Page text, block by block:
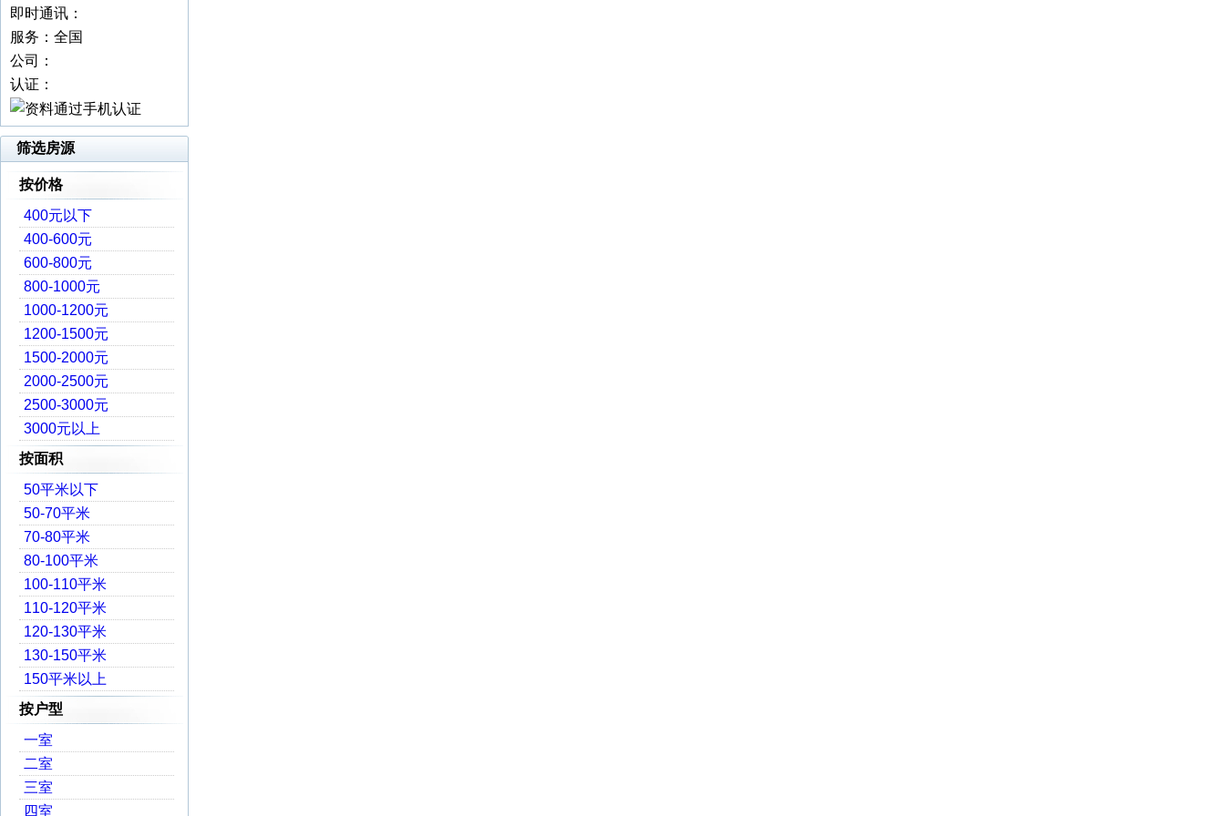
即时通讯：
服务：全国
公司：
认证：
筛选房源
按价格
400元以下
400-600元
600-800元
800-1000元
1000-1200元
1200-1500元
1500-2000元
2000-2500元
2500-3000元
3000元以上
按面积
50平米以下
50-70平米
70-80平米
80-100平米
100-110平米
110-120平米
120-130平米
130-150平米
150平米以上
按户型
一室
二室
三室
四室